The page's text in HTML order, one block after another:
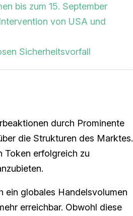
bis zum 15. September
von USA und
Sicherheitsvorfall
durch Prominente
die Strukturen des Marktes.
Token erfolgreich zu
ein globales Handelsvolumen
erreichbar. Obwohl diese